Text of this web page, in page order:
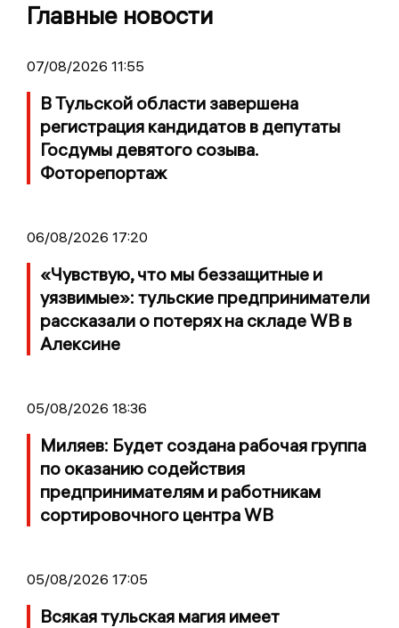
Главные новости
07/08/2026 11:55
В Тульской области завершена
регистрация кандидатов в депутаты
Госдумы девятого созыва.
Фоторепортаж
06/08/2026 17:20
«Чувствую, что мы беззащитные и
уязвимые»: тульские предприниматели
рассказали о потерях на складе WB в
Алексине
05/08/2026 18:36
Миляев: Будет создана рабочая группа
по оказанию содействия
предпринимателям и работникам
сортировочного центра WB
05/08/2026 17:05
Всякая тульская магия имеет